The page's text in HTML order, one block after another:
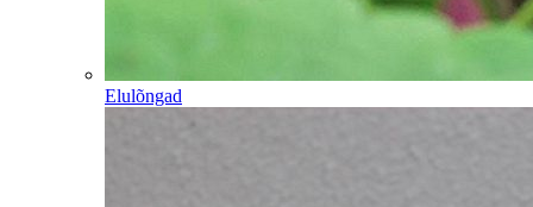
Elulõngad